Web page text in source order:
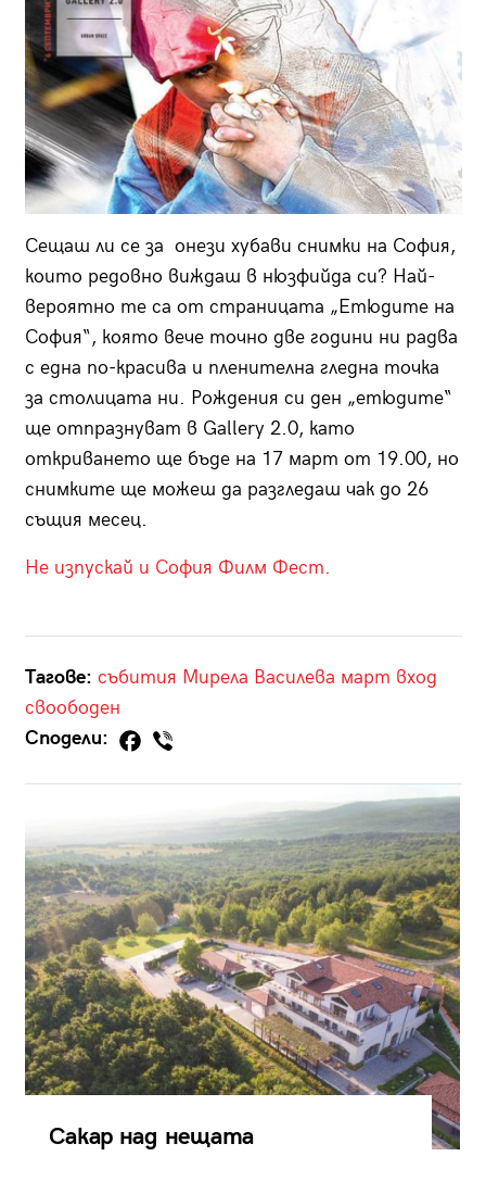
Сещаш ли се за онези хубави снимки на София,
които редовно виждаш в нюзфийда си? Най-
вероятно те са от страницата „Етюдите на
София“, която вече точно две години ни радва
с една по-красива и пленителна гледна точка
за столицата ни. Рождения си ден „етюдите“
ще отпразнуват в Gallery 2.0, като
откриването ще бъде на 17 март от 19.00, но
снимките ще можеш да разгледаш чак до 26
същия месец.
Не изпускай и София Филм Фест.
Тагове: събития Мирела Василева март вход
своободен
Сподели:
Сакар над нещата